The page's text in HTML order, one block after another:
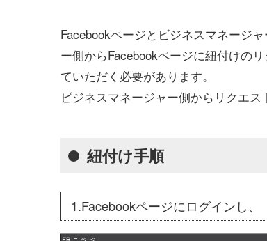
Facebookページとビジネスマネージ
ー側からFacebookページに紐付けの
ていただく必要があります。
ビジネスマネージャー側からリクエ
紐付け手順
1.Facebookページにログインし